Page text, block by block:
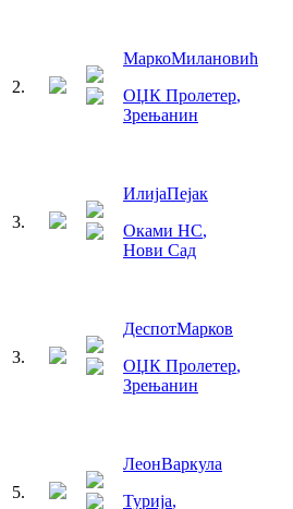
2.
МаркоМилановић
ОЏК Пролетер,
Зрењанин
3.
ИлијаПејак
Оками НС,
Нови Сад
3.
ДеспотМарков
ОЏК Пролетер,
Зрењанин
5.
ЛеонВаркула
Турија,